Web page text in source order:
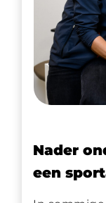
Nader
een